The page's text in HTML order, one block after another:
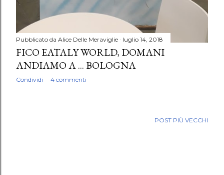
Pubblicato da Alice Delle Meraviglie luglio 14, 2018
FICO EATALY WORLD, DOMANI
ANDIAMO A ... BOLOGNA
Condividi 4 commenti
POST PIÙ VECCHI